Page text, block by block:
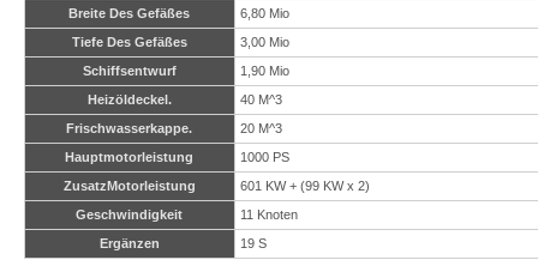
Breite Des Gefäßes
6,80 Mio
Tiefe Des Gefäßes
3,00 Mio
Schiffsentwurf
1,90 Mio
Heizöldeckel.
40 M^3
Frischwasserkappe.
20 M^3
Hauptmotorleistung
1000 PS
ZusatzMotorleistung
601 KW + (99 KW x 2)
Geschwindigkeit
11 Knoten
Ergänzen
19 S